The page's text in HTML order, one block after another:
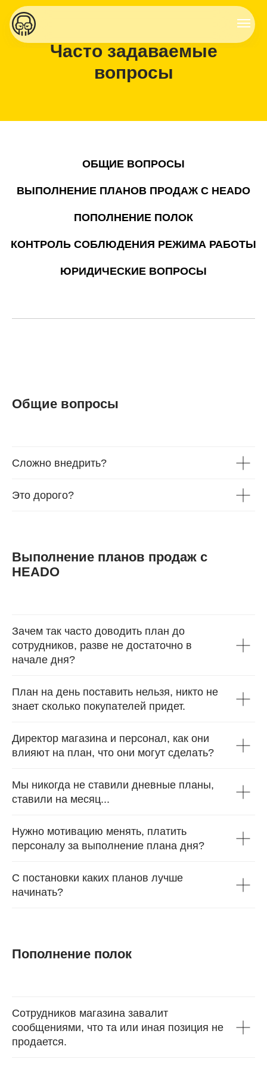
Часто задаваемые
вопросы
ОБЩИЕ ВОПРОСЫ
ВЫПОЛНЕНИЕ ПЛАНОВ ПРОДАЖ С HEADO
ПОПОЛНЕНИЕ ПОЛОК
КОНТРОЛЬ СОБЛЮДЕНИЯ РЕЖИМА РАБОТЫ
ЮРИДИЧЕСКИЕ ВОПРОСЫ
Общие вопросы
Сложно внедрить?
Это дорого?
Выполнение планов продаж с
HEADO
Зачем так часто доводить план до
сотрудников, разве не достаточно в
начале дня?
План на день поставить нельзя, никто не
знает сколько покупателей придет.
Директор магазина и персонал, как они
влияют на план, что они могут сделать?
Мы никогда не ставили дневные планы,
ставили на месяц...
Нужно мотивацию менять, платить
персоналу за выполнение плана дня?
С постановки каких планов лучше
начинать?
Пополнение полок
Сотрудников магазина завалит
сообщениями, что та или иная позиция не
продается.